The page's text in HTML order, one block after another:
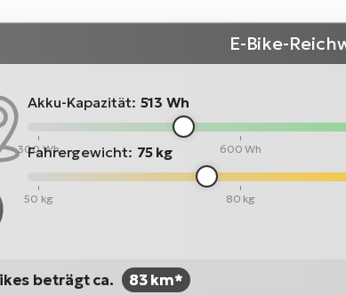
E-Bike-
Akku-Kapazität: 513 Wh
300 Wh 600 Wh
Fahrergewicht: 75 kg
50 kg 80 kg
beträgt ca. 83 km*